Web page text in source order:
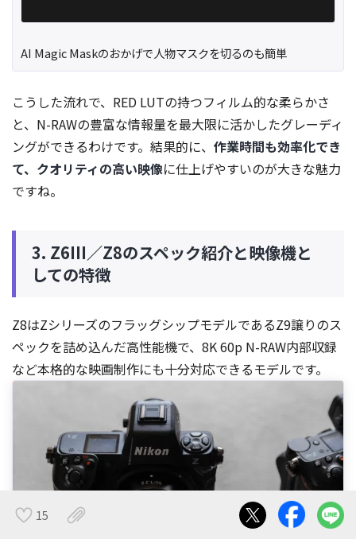
15
AI Magic Maskのおかげで人物マスクを切るのも簡単
こうした流れで、RED LUTの持つフィルム的な柔らかさ
と、N-RAWの豊富な情報量を最大限に活かしたグレーディ
ングができるわけです。結果的に、 作業時間も効率化でき
て、クオリティの高い映像に仕上げやすいのが大きな魅力
ですね。
3. Z6III／Z8のスペック紹介と映像機と
しての特徴
Z8はZシリーズのフラッグシップモデルであるZ9譲りのス
ペックを詰め込んだ高性能機で、8K 60p N-RAW内部収録
など本格的な映画制作にも十分対応できるモデルです。